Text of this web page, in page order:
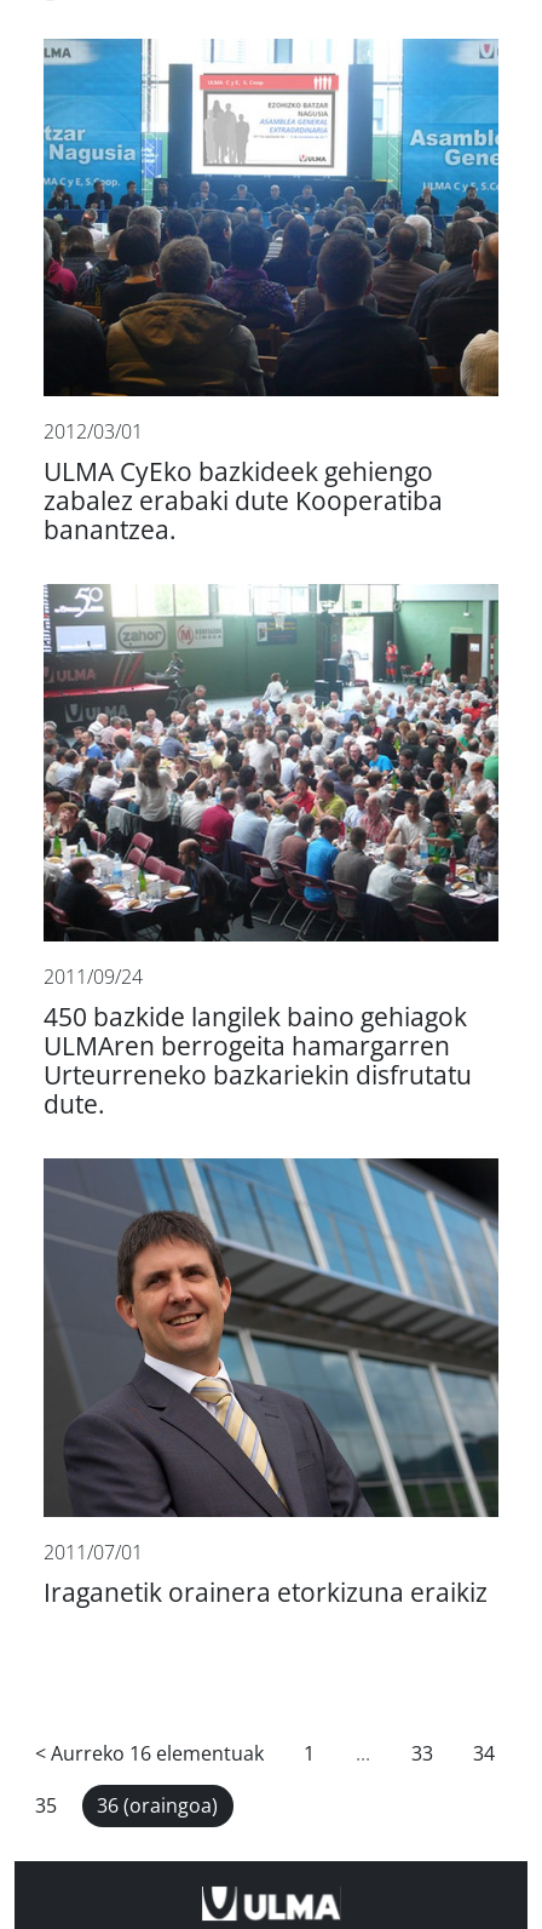
2012/03/01
ULMA CyEko bazkideek gehiengo
zabalez erabaki dute Kooperatiba
banantzea.
2011/09/24
450 bazkide langilek baino gehiagok
ULMAren berrogeita hamargarren
Urteurreneko bazkariekin disfrutatu
dute.
2011/07/01
Iraganetik orainera etorkizuna eraikiz
< Aurreko 16 elementuak 1 ... 33 34
35 36 (oraingoa)